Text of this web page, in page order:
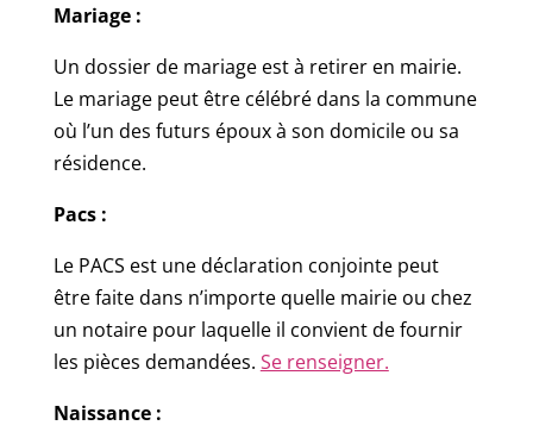
Mariage :
Un dossier de mariage est à retirer en mairie.
Le mariage peut être célébré dans la commune
où l’un des futurs époux à son domicile ou sa
résidence.
Pacs :
Le PACS est une déclaration conjointe peut
être faite dans n’importe quelle mairie ou chez
un notaire pour laquelle il convient de fournir
les pièces demandées. Se renseigner.
Naissance :